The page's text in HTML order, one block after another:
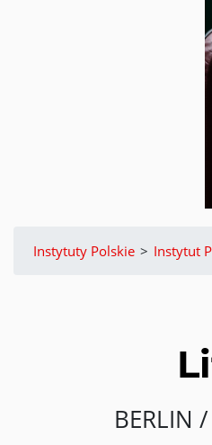
Instytuty Polskie > Instytut
BERLIN